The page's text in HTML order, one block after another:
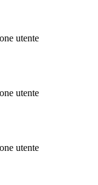
utente
utente
utente